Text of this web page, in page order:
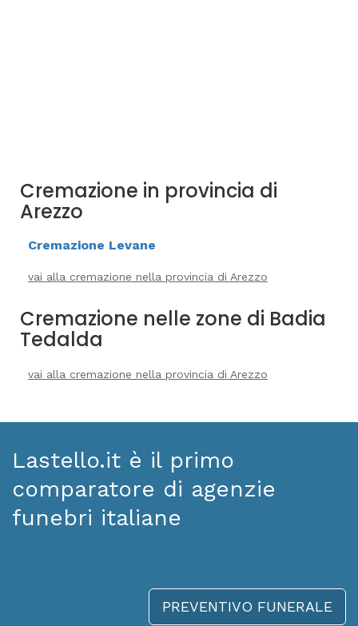
Cremazione in provincia di
Arezzo
Cremazione Levane
vai alla cremazione nella provincia di Arezzo
Cremazione nelle zone di Badia
Tedalda
vai alla cremazione nella provincia di Arezzo
Lastello.it è il primo
comparatore di agenzie
funebri italiane
PREVENTIVO FUNERALE